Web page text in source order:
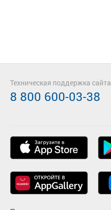
Техническая поддержка сайта
8 800 600-03-38